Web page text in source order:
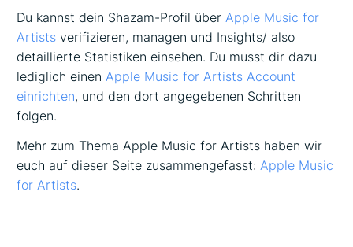
Du kannst dein Shazam-Profil über Apple Music for
Artists verifizieren, managen und Insights/ also
detaillierte Statistiken einsehen. Du musst dir dazu
lediglich einen Apple Music for Artists Account
einrichten, und den dort angegebenen Schritten
folgen.
Mehr zum Thema Apple Music for Artists haben wir
euch auf dieser Seite zusammengefasst:Apple Music
for Artists.